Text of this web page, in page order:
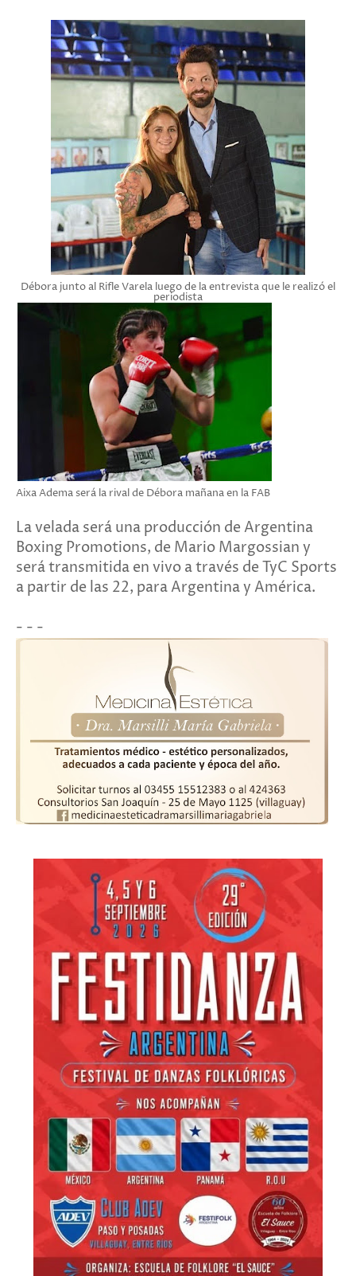
Débora junto al Rifle Varela luego de la entrevista que le realizó el
periodista
Aixa Adema será la rival de Débora mañana en la FAB
La velada será una producción de Argentina
Boxing Promotions, de Mario Margossian y
será transmitida en vivo a través de TyC Sports
a partir de las 22, para Argentina y América.
- - -